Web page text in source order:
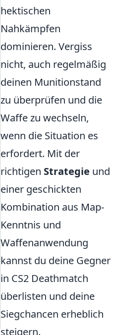
hektischen
Nahkämpfen
dominieren. Vergiss
nicht, auch regelmäßig
deinen Munitionstand
zu überprüfen und die
Waffe zu wechseln,
wenn die Situation es
erfordert. Mit der
richtigen Strategie und
einer geschickten
Kombination aus Map-
Kenntnis und
Waffenanwendung
kannst du deine Gegner
in CS2 Deathmatch
überlisten und deine
Siegchancen erheblich
steigern.